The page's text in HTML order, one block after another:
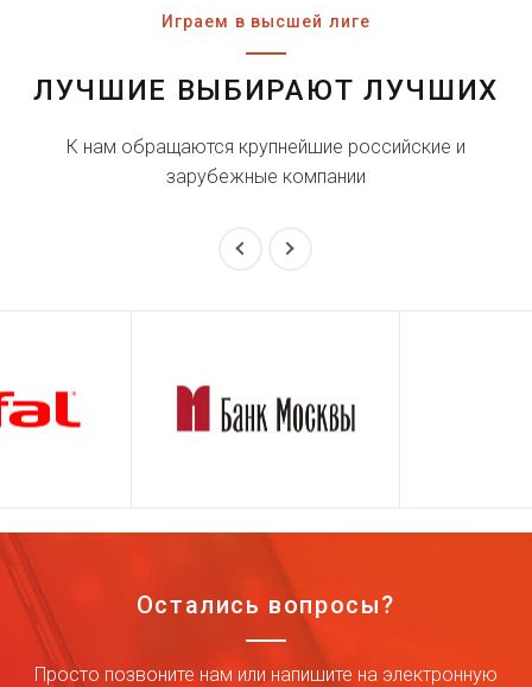
Играем в высшей лиге
ЛУЧШИЕ ВЫБИРАЮТ ЛУЧШИХ
К нам обращаются крупнейшие российские и
зарубежные компании
Остались вопросы?
Просто позвоните нам или напишите на электронную